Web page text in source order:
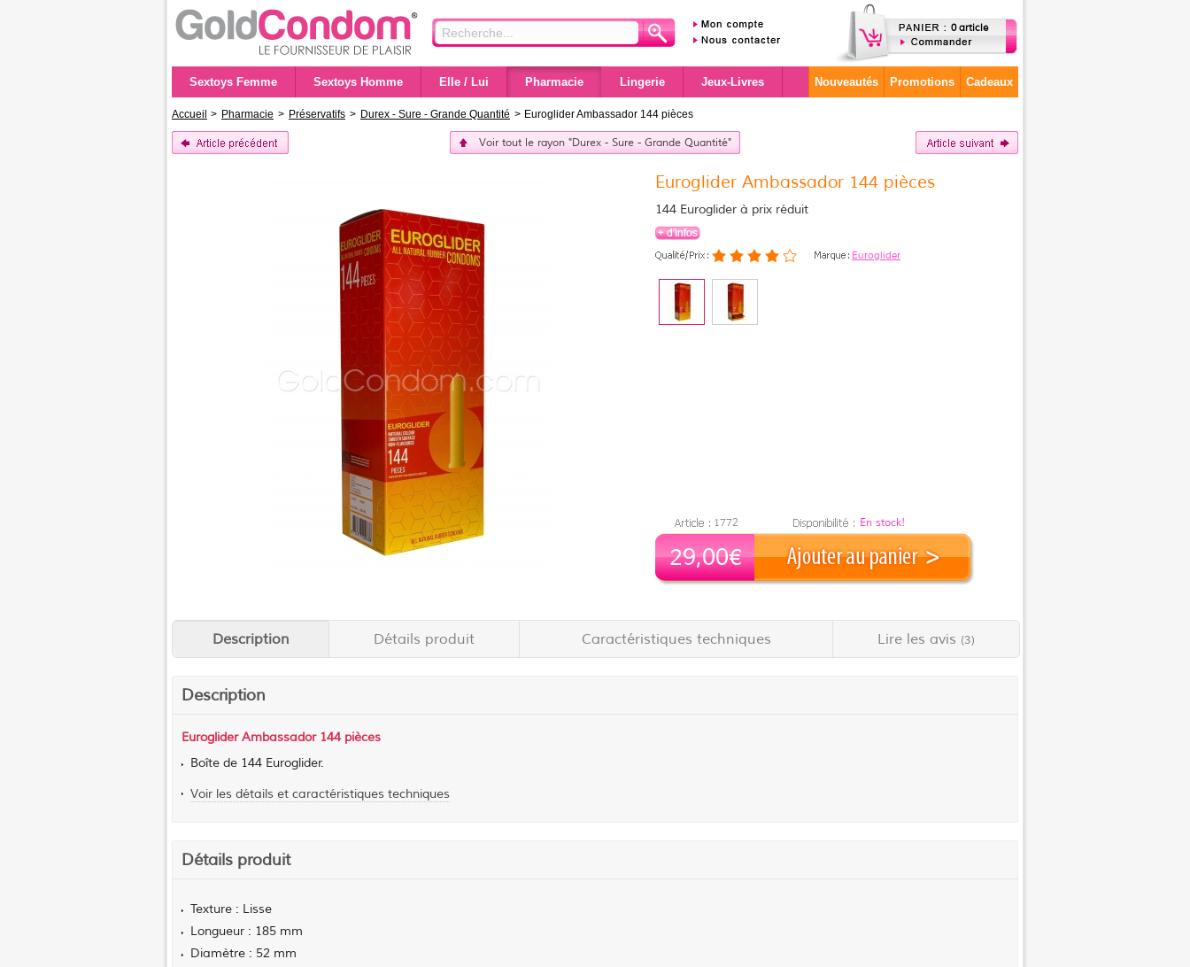
0 article
Sextoys Femme Sextoys Homme Elle / Lui Pharmacie Lingerie Jeux-Livres Nouveautés Promotions Cadeaux
Accueil > Pharmacie > Préservatifs > Durex - Sure - Grande Quantité > Euroglider Ambassador 144 pièces
Voir tout le rayon "Durex - Sure - Grande Quantité"
Euroglider Ambassador 144 pièces
144 Euroglider à prix réduit
Euroglider
1772 En stock!
29,00€
Description Détails produit Caractéristiques techniques Lire les avis (3)
Description
Euroglider Ambassador 144 pièces
Boîte de 144 Euroglider.
Voir les détails et caractéristiques techniques
Détails produit
Texture : Lisse
Longueur : 185 mm
Diamètre : 52 mm